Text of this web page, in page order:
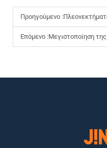
Προηγούμενο :Πλεονεκτήματα των
Επόμενο :Μεγιστοποίηση της Έκφρασης της